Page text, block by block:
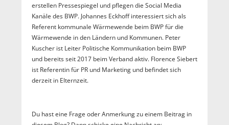
erstellen Pressespiegel und pflegen die Social Media
Kanäle des BWP. Johannes Eckhoff interessiert sich als
Referent kommunale Wärmewende beim BWP für die
Wärmewende in den Ländern und Kommunen. Peter
Kuscher ist Leiter Politische Kommunikation beim BWP
und bereits seit 2017 beim Verband aktiv. Florence Siebert
ist Referentin für PR und Marketing und befindet sich
derzeit in Elternzeit.
Du hast eine Frage oder Anmerkung zu einem Beitrag in